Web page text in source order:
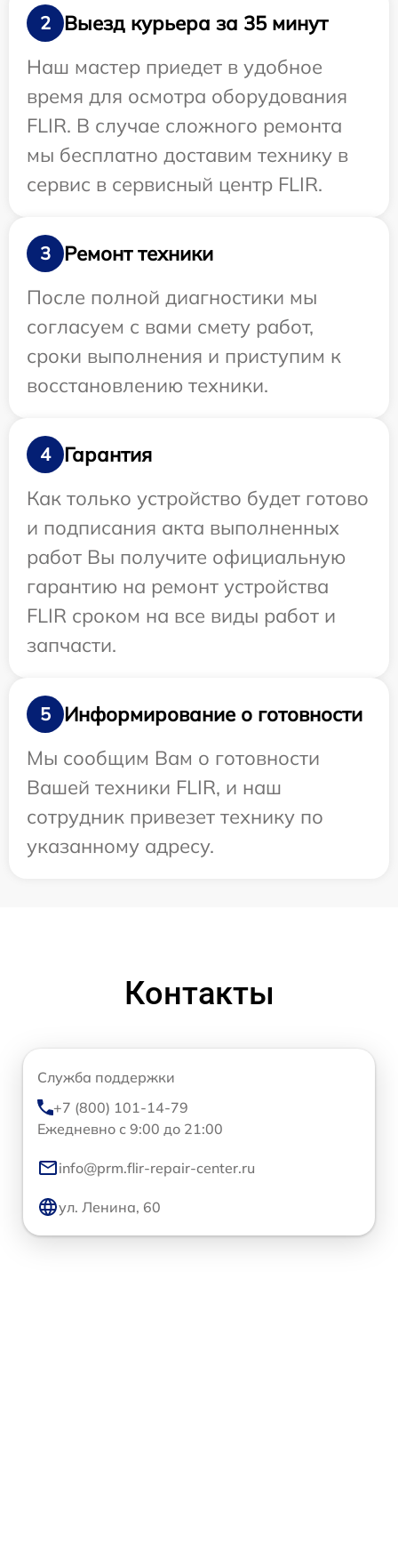
2
Выезд курьера за 35 минут
Наш мастер приедет в удобное
время для осмотра оборудования
FLIR. В случае сложного ремонта
мы бесплатно доставим технику в
сервис в сервисный центр FLIR.
3
Ремонт техники
После полной диагностики мы
согласуем с вами смету работ,
сроки выполнения и приступим к
восстановлению техники.
4
Гарантия
Как только устройство будет готово
и подписания акта выполненных
работ Вы получите официальную
гарантию на ремонт устройства
FLIR сроком на все виды работ и
запчасти.
5
Информирование о готовности
Мы сообщим Вам о готовности
Вашей техники FLIR, и наш
сотрудник привезет технику по
указанному адресу.
Контакты
Служба поддержки
+7 (800) 101-14-79
Ежедневно с 9:00 до 21:00
info@prm.flir-repair-center.ru
ул. Ленина, 60